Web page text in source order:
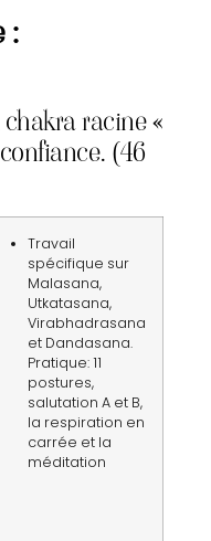
:
racine «
(46
Travail
spécifique sur
Malasana,
Utkatasana,
Virabhadrasana
et Dandasana.
Pratique: 11
postures,
salutation A et B,
la respiration en
carrée et la
méditation